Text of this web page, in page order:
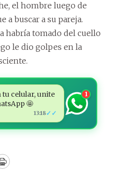
el hombre luego de
a buscar a su pareja.
habría tomado del cuello
le dio golpes en la
tu celular, unite
🤩
13:18✓✓
1
Print